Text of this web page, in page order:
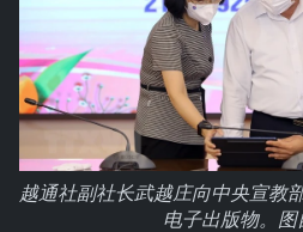
越通社副社长武越庄向中央宣教
电子出版物。图